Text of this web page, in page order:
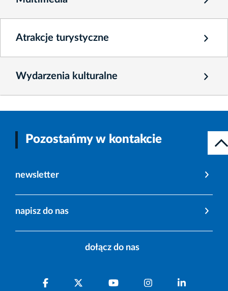
Atrakcje turystyczne
Wydarzenia kulturalne
Pozostańmy w kontakcie
newsletter
napisz do nas
dołącz do nas